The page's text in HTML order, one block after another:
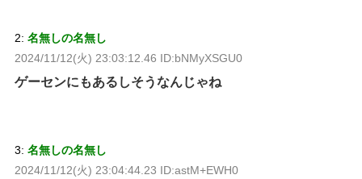
2: 名無しの名無し
2024/11/12(火) 23:03:12.46 ID:bNMyXSGU0
ゲーセンにもあるしそうなんじゃね
3: 名無しの名無し
2024/11/12(火) 23:04:44.23 ID:astM+EWH0